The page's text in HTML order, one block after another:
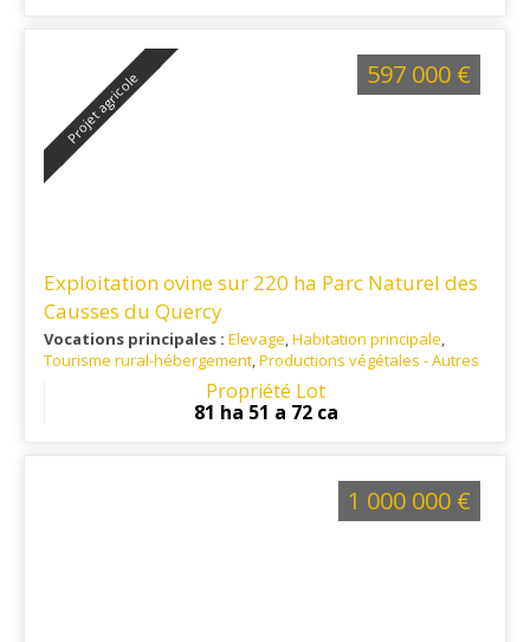
Projet agricole
Exploitation ovine sur 220 ha Parc Naturel des
Causses du Quercy
Vocations principales : Elevage,Habitation principale,
Tourisme rural-hébergement,Productions végétales - Autres
: Parc Naturel des causses du Quercy et
Propriété Lot
81 ha 51 a 72 ca
597 000 €
1 000 000 €